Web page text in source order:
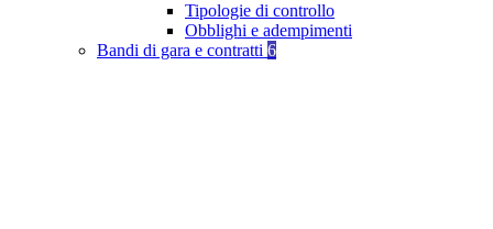
Tipologie di controllo
Obblighi e adempimenti
Bandi di gara e contratti 6